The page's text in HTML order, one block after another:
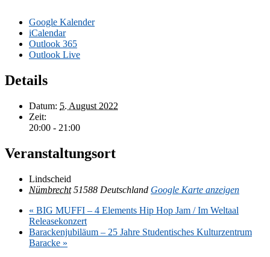
Google Kalender
iCalendar
Outlook 365
Outlook Live
Details
Datum: 5. August 2022
Zeit:
20:00 - 21:00
Veranstaltungsort
Lindscheid
Nümbrecht 51588 Deutschland Google Karte anzeigen
« BIG MUFFI – 4 Elements Hip Hop Jam / Im Weltaal
Releasekonzert
Barackenjubiläum – 25 Jahre Studentisches Kulturzentrum
Baracke »